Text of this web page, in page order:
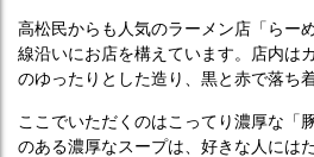
高松民からも人気のラーメン店「らー
線沿いにお店を構えています。店内は
のゆったりとした造り、黒と赤で落ち
ここでいただくのはこってり濃厚な「
のある濃厚なスープは、好きな人には